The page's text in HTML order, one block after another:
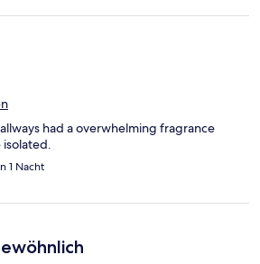
had a overwhelming fragrance
isolated.
1 Nacht